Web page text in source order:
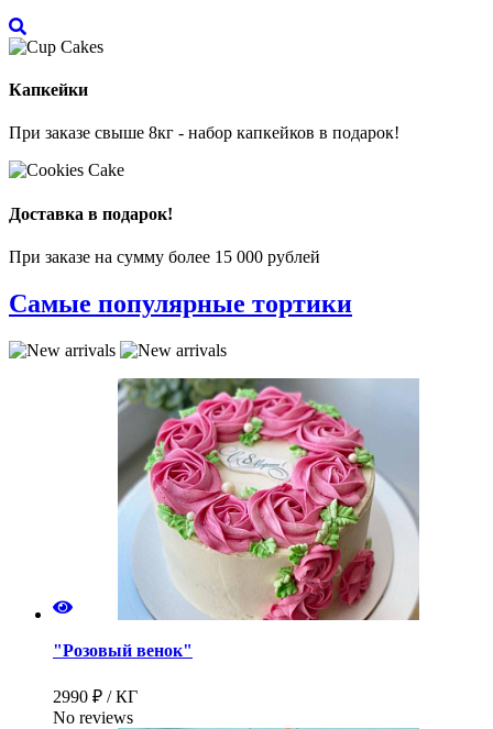
Капкейки
При заказе свыше 8кг - набор капкейков в подарок!
Доставка в подарок!
При заказе на сумму более 15 000 рублей
Самые популярные тортики
"Розовый венок"
2990 ₽ / КГ
No reviews